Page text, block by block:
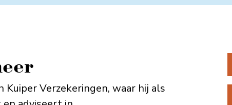
Kuiper Verzekeringen, waar hij als